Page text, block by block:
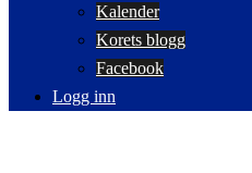
Kalender
Korets blogg
Facebook
Logg inn